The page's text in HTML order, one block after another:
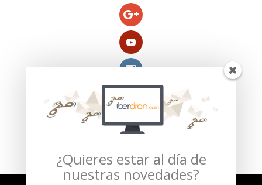
Compra segura verificada por:
¿Quieres estar al día de
nuestras novedades?